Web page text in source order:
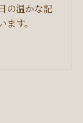
の温かな記
す。